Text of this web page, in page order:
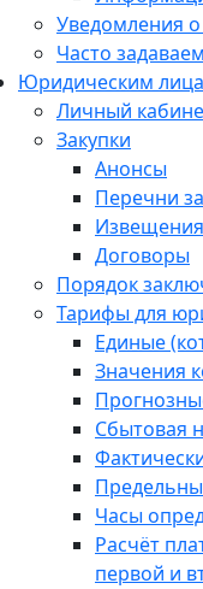
Уведомления
Часто
Юридическим
Личный
Закупки
Анонсы
Перечни
Извещения
Договоры
Порядок
Тарифы для
Единые
Значения
Сбытовая
Часы
Расчёт
первой и